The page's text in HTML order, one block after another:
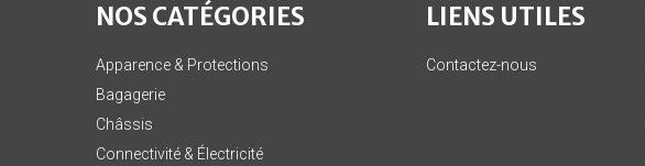
NOS CATÉGORIES
Apparence & Protections
Bagagerie
Châssis
Connectivité & Électricité
LIENS UTILES
Contactez-nous